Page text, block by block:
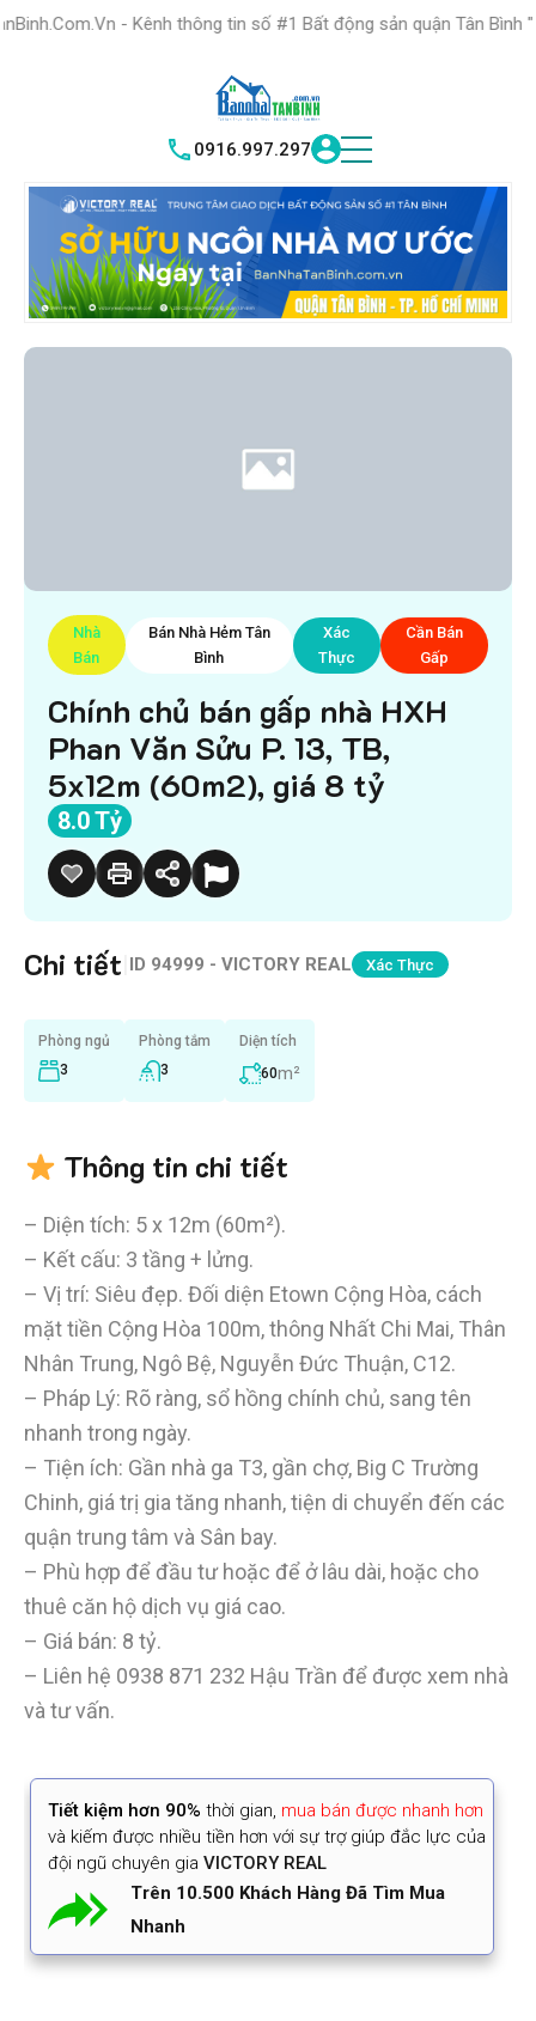
- Kênh thông tin số #1 Bất động sản quận Tân Bình "Nơi bạn
0916.997.297
Nhà
Bán
Bán Nhà Hẻm Tân
Bình
Xác
Thực
Cần Bán
Gấp
Chính chủ bán gấp nhà HXH
Phan Văn Sửu P. 13, TB,
5x12m (60m2), giá 8 tỷ
8.0 Tỷ
Chi tiết ID 94999 - VICTORY REAL Xác Thực
Phòng ngủ
3
Phòng tắm
3
Diện tích
60m²
Thông tin chi tiết
– Diện tích: 5 x 12m (60m²).
– Kết cấu: 3 tầng + lửng.
– Vị trí: Siêu đẹp. Đối diện Etown Cộng Hòa, cách
mặt tiền Cộng Hòa 100m, thông Nhất Chi Mai, Thân
Nhân Trung, Ngô Bệ, Nguyễn Đức Thuận, C12.
– Pháp Lý: Rõ ràng, sổ hồng chính chủ, sang tên
nhanh trong ngày.
– Tiện ích: Gần nhà ga T3, gần chợ, Big C Trường
Chinh, giá trị gia tăng nhanh, tiện di chuyển đến các
quận trung tâm và Sân bay.
– Phù hợp để đầu tư hoặc để ở lâu dài, hoặc cho
thuê căn hộ dịch vụ giá cao.
– Giá bán: 8 tỷ.
– Liên hệ 0938 871 232 Hậu Trần để được xem nhà
và tư vấn.
Tiết kiệm hơn 90% thời gian, mua bán được nhanh hơn
và kiếm được nhiều tiền hơn với sự trợ giúp đắc lực của
đội ngũ chuyên gia VICTORY REAL
Trên 10.500 Khách Hàng Đã Tìm Mua
Nhanh
HỆ THỐNG TRUNG
TÂM GIAO DỊCH BĐS TỐT NHẤT QUẬN
TÂN BÌNHVICTORY REAL TÌM HIỂU NGAY|